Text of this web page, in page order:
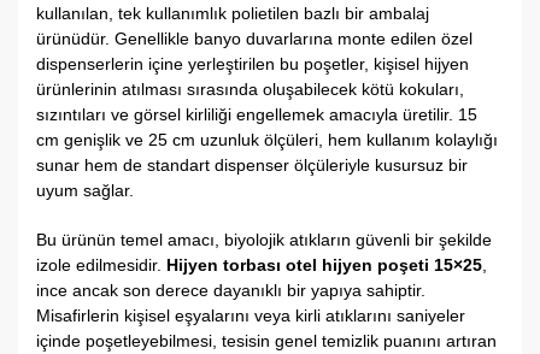
kullanılan, tek kullanımlık polietilen bazlı bir ambalaj
ürünüdür. Genellikle banyo duvarlarına monte edilen özel
dispenserlerin içine yerleştirilen bu poşetler, kişisel hijyen
ürünlerinin atılması sırasında oluşabilecek kötü kokuları,
sızıntıları ve görsel kirliliği engellemek amacıyla üretilir. 15
cm genişlik ve 25 cm uzunluk ölçüleri, hem kullanım kolaylığı
sunar hem de standart dispenser ölçüleriyle kusursuz bir
uyum sağlar.
Bu ürünün temel amacı, biyolojik atıkların güvenli bir şekilde
izole edilmesidir. Hijyen torbası otel hijyen poşeti 15×25
ince ancak son derece dayanıklı bir yapıya sahiptir.
Misafirlerin kişisel eşyalarını veya kirli atıklarını saniyeler
içinde poşetleyebilmesi, tesisin genel temizlik puanını artıran